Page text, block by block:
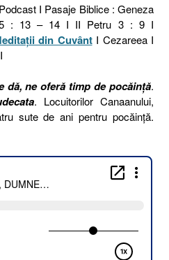
I Pasaje Biblice : Geneza
: 13 – 14 I II Petru 3 : 9 I
din CuvântI Cezareea I
dă, ne oferă timp de pocăință.
. Locuitorilor Canaanului,
sute de ani pentru pocăință.